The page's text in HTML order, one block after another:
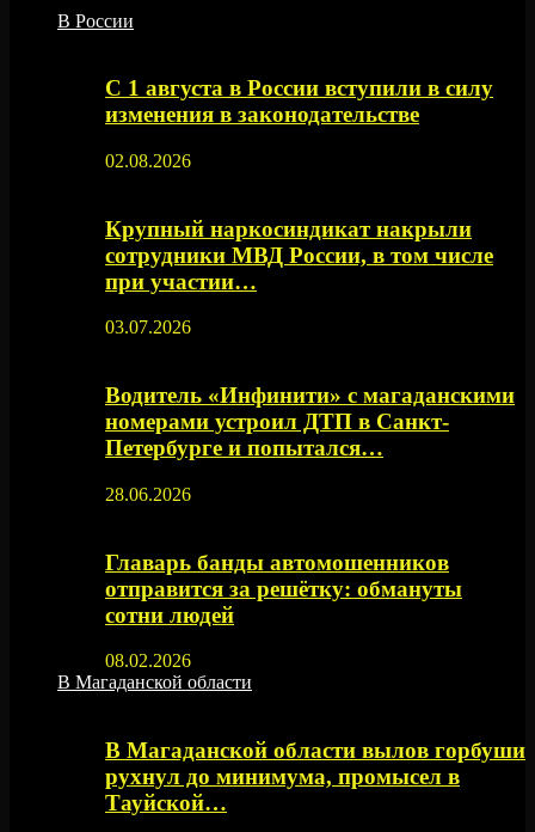
В России
С 1 августа в России вступили в силу
изменения в законодательстве
02.08.2026
Крупный наркосиндикат накрыли
сотрудники МВД России, в том числе
при участии…
03.07.2026
Водитель «Инфинити» с магаданскими
номерами устроил ДТП в Санкт-
Петербурге и попытался…
28.06.2026
Главарь банды автомошенников
отправится за решётку: обмануты
сотни людей
08.02.2026
В Магаданской области
В Магаданской области вылов горбуши
рухнул до минимума, промысел в
Тауйской…